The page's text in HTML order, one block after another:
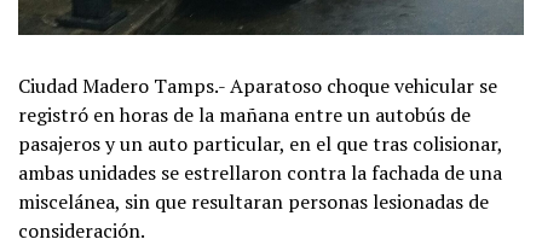
Ciudad Madero Tamps.- Aparatoso choque vehicular se
registró en horas de la mañana entre un autobús de
pasajeros y un auto particular, en el que tras colisionar,
ambas unidades se estrellaron contra la fachada de una
miscelánea, sin que resultaran personas lesionadas de
consideración.